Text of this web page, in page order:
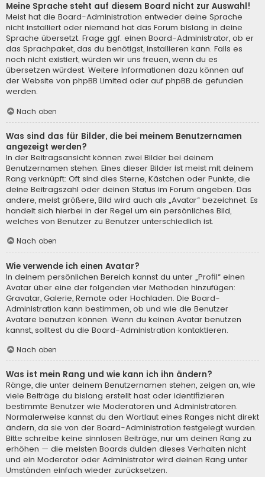
Meine Sprache steht auf diesem Board nicht zur Auswahl!
Meist hat die Board-Administration entweder deine Sprache
nicht installiert oder niemand hat das Forum bislang in deine
Sprache übersetzt. Frage ggf. einen Board-Administrator, ob er
das Sprachpaket, das du benötigst, installieren kann. Falls es
noch nicht existiert, würden wir uns freuen, wenn du es
übersetzen würdest. Weitere Informationen dazu können auf
der Website von phpBB Limited oder auf phpBB.de gefunden
werden.
Nach oben
Was sind das für Bilder, die bei meinem Benutzernamen
angezeigt werden?
In der Beitragsansicht können zwei Bilder bei deinem
Benutzernamen stehen. Eines dieser Bilder ist meist mit deinem
Rang verknüpft: Oft sind dies Sterne, Kästchen oder Punkte, die
deine Beitragszahl oder deinen Status im Forum angeben. Das
andere, meist größere, Bild wird auch als „Avatar“ bezeichnet. Es
handelt sich hierbei in der Regel um ein persönliches Bild,
welches von Benutzer zu Benutzer unterschiedlich ist.
Nach oben
Wie verwende ich einen Avatar?
In deinem persönlichen Bereich kannst du unter „Profil“ einen
Avatar über eine der folgenden vier Methoden hinzufügen:
Gravatar, Galerie, Remote oder Hochladen. Die Board-
Administration kann bestimmen, ob und wie die Benutzer
Avatare benutzen können. Wenn du keinen Avatar benutzen
kannst, solltest du die Board-Administration kontaktieren.
Nach oben
Was ist mein Rang und wie kann ich ihn ändern?
Ränge, die unter deinem Benutzernamen stehen, zeigen an, wie
viele Beiträge du bislang erstellt hast oder identifizieren
bestimmte Benutzer wie Moderatoren und Administratoren.
Normalerweise kannst du den Wortlaut eines Ranges nicht direkt
ändern, da sie von der Board-Administration festgelegt wurden.
Bitte schreibe keine sinnlosen Beiträge, nur um deinen Rang zu
erhöhen — die meisten Boards dulden dieses Verhalten nicht
und ein Moderator oder Administrator wird deinen Rang unter
Umständen einfach wieder zurücksetzen.